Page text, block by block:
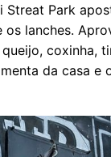
Park
lanches.
coxinha,
da casa e